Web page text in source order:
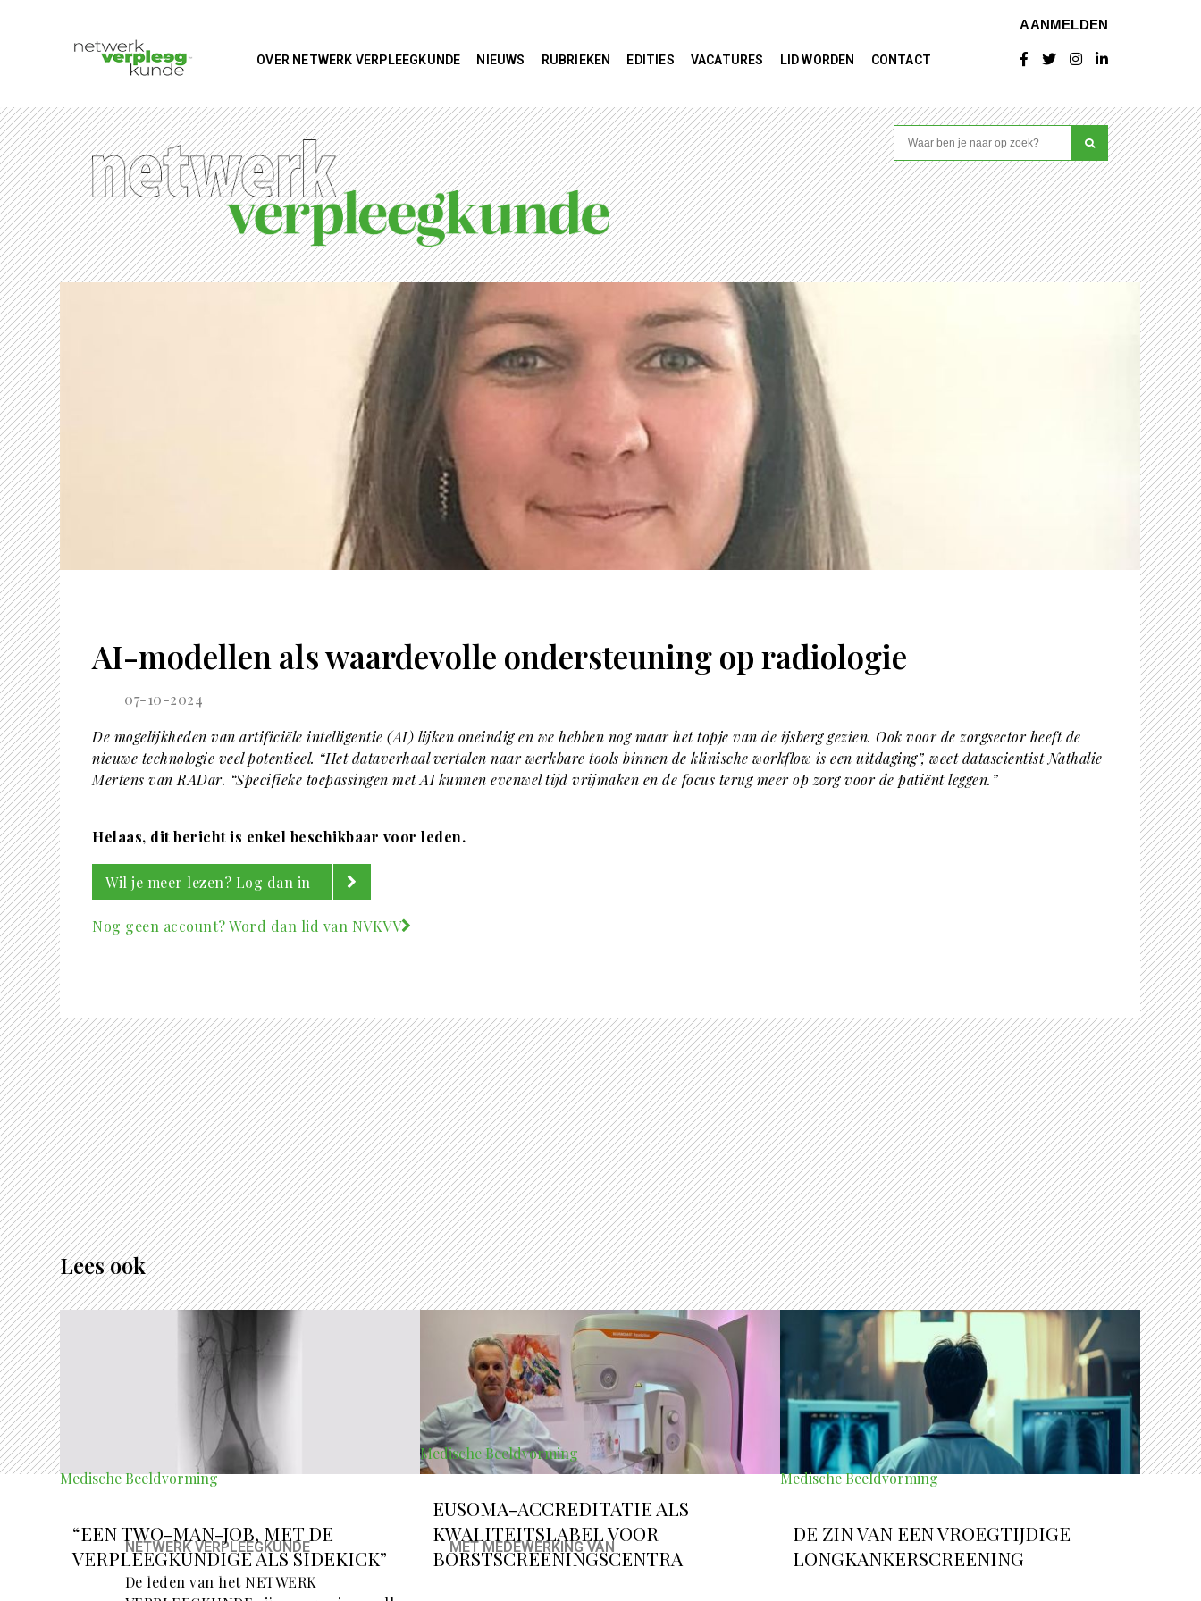
OVER NETWERK VERPLEEGKUNDE NIEUWS RUBRIEKEN EDITIES VACATURES LID WORDEN CONTACT
AANMELDEN
AI-modellen als waardevolle ondersteuning op radiologie
07-10-2024
De mogelijkheden van artificiële intelligentie (AI) lijken oneindig en we hebben nog maar het topje van de ijsberg gezien. Ook voor de zorgsector heeft de
nieuwe technologie veel potentieel. “Het dataverhaal vertalen naar werkbare tools binnen de klinische workflow is een uitdaging”, weet datascientist Nathalie
Mertens van RADar. “Specifieke toepassingen met AI kunnen evenwel tijd vrijmaken en de focus terug meer op zorg voor de patiënt leggen.”
Helaas, dit bericht is enkel beschikbaar voor leden.
Wil je meer lezen? Log dan in
Nog geen account? Word dan lid van NVKVV
Lees ook
Medische Beeldvorming
“EEN TWO-MAN-JOB, MET DE
VERPLEEGKUNDIGE ALS SIDEKICK”
Medische Beeldvorming
EUSOMA-ACCREDITATIE ALS
KWALITEITSLABEL VOOR
BORSTSCREENINGSCENTRA
Medische Beeldvorming
DE ZIN VAN EEN VROEGTIJDIGE
LONGKANKERSCREENING
NETWERK VERPLEEGKUNDE
De leden van het NETWERK
MET MEDEWERKING VAN